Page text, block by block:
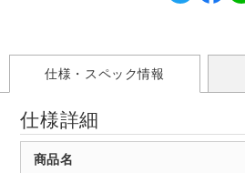
仕様・スペック情報
仕様詳細
商品名